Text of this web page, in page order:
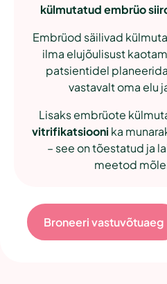
külmutatud embrüo
Embrüod säilivad
ilma elujõulisust
patsientidel
vastavalt oma elu
Lisaks embrüote
vitrifikatsiooni ka
– see on tõestatud ja
meetod
Broneeri vastuvõtuaeg